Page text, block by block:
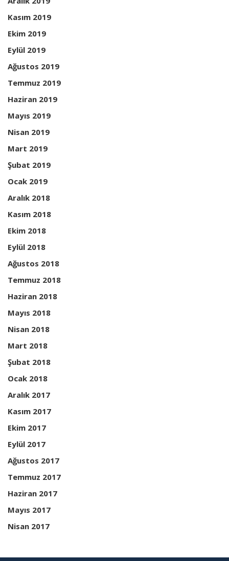
Kasım 2019
Ekim 2019
Eylül 2019
Ağustos 2019
Temmuz 2019
Haziran 2019
Mayıs 2019
Nisan 2019
Mart 2019
Şubat 2019
Ocak 2019
Aralık 2018
Kasım 2018
Ekim 2018
Eylül 2018
Ağustos 2018
Temmuz 2018
Haziran 2018
Mayıs 2018
Nisan 2018
Mart 2018
Şubat 2018
Ocak 2018
Aralık 2017
Kasım 2017
Ekim 2017
Eylül 2017
Ağustos 2017
Temmuz 2017
Haziran 2017
Mayıs 2017
Nisan 2017